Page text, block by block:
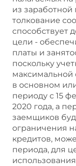
из заработной
толкование
способствует
цели -
платы и
поскольку
максимальной
в основном
периоду с 15
2020 года, а
заемщиков
ограничения
кредитов,
периода, для